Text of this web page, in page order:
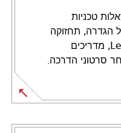
טכניות
הגדרה, תחזוקה
ופתרון בעיות של התקן Lexmark, מדריכים
סרטוני הדרכה.